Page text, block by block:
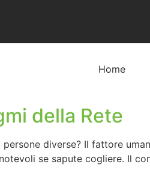
Home
della Rete
diverse? Il fattore
se sapute cogliere. Il